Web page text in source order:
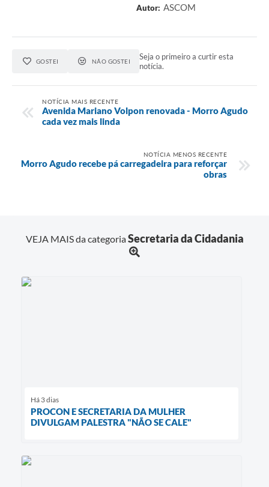
Autor: ASCOM
GOSTEI NÃO GOSTEI
Seja o primeiro a curtir esta
notícia.
NOTÍCIA MAIS RECENTE
Avenida Mariano Volpon renovada - Morro Agudo
cada vez mais linda
NOTÍCIA MENOS RECENTE
Morro Agudo recebe pá carregadeira para reforçar
obras
VEJA MAIS da categoriaSecretaria da Cidadania
Há 3 dias
PROCON E SECRETARIA DA MULHER
DIVULGAM PALESTRA "NÃO SE CALE"